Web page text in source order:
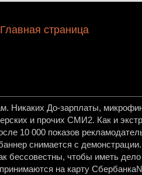
Главная страница
Никаких До-зарплаты,
и прочих СМИ2. Как и
10 000 показов
снимается с
бессовестны, чтобы иметь
на карту